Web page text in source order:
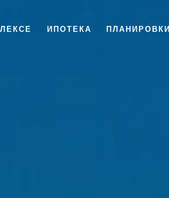
ИПОТЕКА ПЛАНИРОВКИ